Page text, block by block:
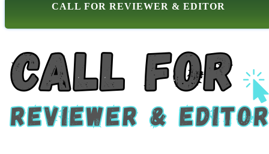
CALL FOR REVIEWER & EDITOR